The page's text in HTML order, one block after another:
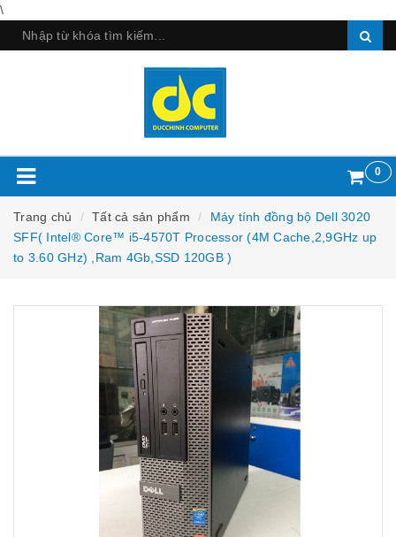
\
0
Trang chủ Tất cả sản phẩm
Máy tính đồng bộ Dell 3020
SFF( Intel® Core™ i5-4570T Processor (4M Cache,2,9GHz up
to 3.60 GHz) ,Ram 4Gb,SSD 120GB )